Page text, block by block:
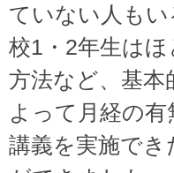
ていない人も
校1・2年生は
方法など、基
よって月経の
講義を実施で